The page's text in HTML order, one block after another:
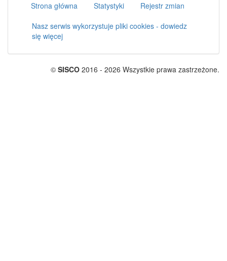
Strona główna Statystyki
Rejestr zmian
Nasz serwis wykorzystuje pliki cookies - dowiedz
się więcej
© SISCO 2016 - 2026 Wszystkie prawa zastrzeżone.